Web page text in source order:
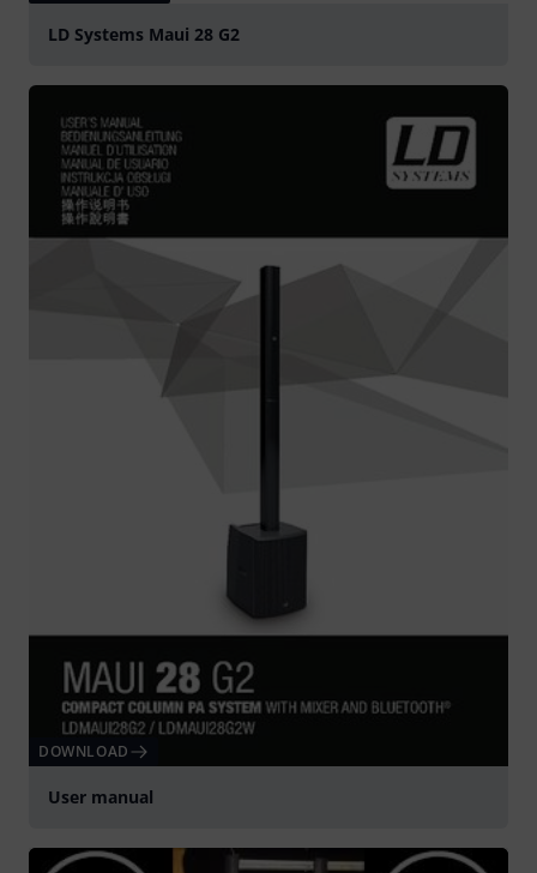
LD Systems Maui 28 G2
DOWNLOAD
User manual